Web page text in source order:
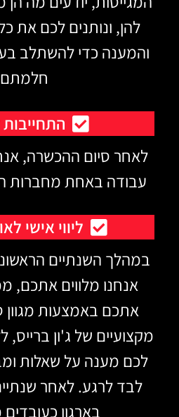
להן, ונותנים לכם את
והמענה כדי להשתלב
לאחר סיום ההכשרה,
עבודה באחת מחברות
ליווי אישי
במהלך השנתיים
אנחנו מלווים אתכם,
אתכם באמצעות מגוון
מקצועיים של ג'ון
לכם מענה על שאלות
לבד לרגע. לאחר
בארגון כעובדים